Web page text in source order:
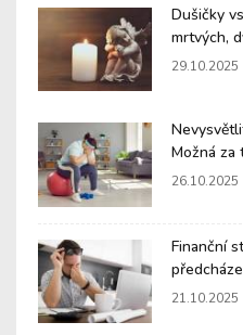
Dušičky
mrtvých,
29.10.2025
Možná za
26.10.2025
Finanční
21.10.2025